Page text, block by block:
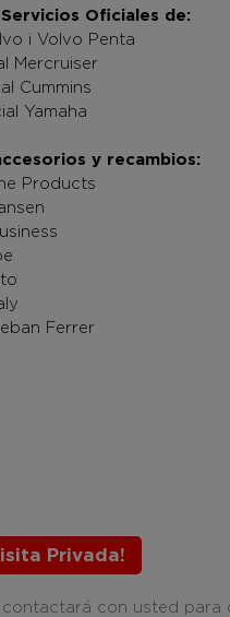
Oficiales de:
i Volvo Penta
Mercruiser
Cummins
Yamaha
y recambios:
Products
Ferrer
Privada!
con usted para